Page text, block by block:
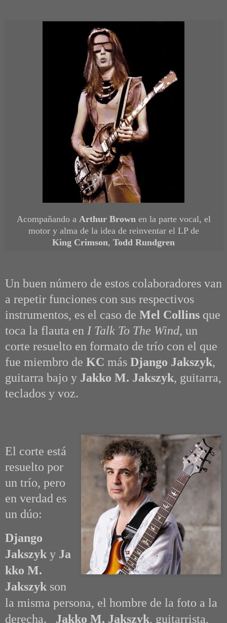
Acompañando a Arthur Brown en la parte vocal, el
motor y alma de la idea de reinventar el LP de
King Crimson, Todd Rundgren
Un buen número de estos colaboradores van
a repetir funciones con sus respectivos
instrumentos, es el caso de Mel Collins que
toca la flauta en I Talk To The Wind, un
corte resuelto en formato de trío con el que
fue miembro de KC más Django Jakszyk,
guitarra bajo y Jakko M. Jakszyk, guitarra,
teclados y voz.
El corte está
resuelto por
un trío, pero
en verdad es
un dúo:
Django
Jakszyky Ja
kko M.
Jakszykson
la misma persona, el hombre de la foto a la
derecha. Jakko M. Jakszyk, guitarrista,